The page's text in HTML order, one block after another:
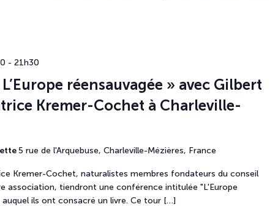
réensauvagée » avec Gilbert
Kremer-Cochet à Charleville-
- 21h30
5 rue de l'Arquebuse, Charleville-Mézières, France
Kremer-Cochet, naturalistes membres fondateurs du conseil
association, tiendront une conférence intitulée "L'Europe
ils ont consacré un livre. Ce tour […]